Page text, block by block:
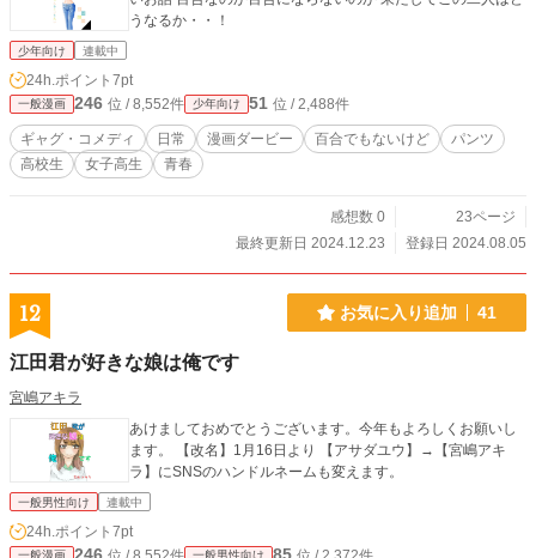
うなるか・・！
少年向け 連載中
24h.ポイント 7pt
一般漫画 246 位 / 8,552件 少年向け 51 位 / 2,488件
ギャグ・コメディ 日常 漫画ダービー 百合でもないけど
パンツ
高校生
女子高生 青春
感想数 0
23ページ
最終更新日 2024.12.23
登録日 2024.08.05
12 お気に入り追加 41
江田君が好きな娘は俺です
宮嶋アキラ
あけましておめでとうございます。今年もよろしくお願いし
ます。 【改名】1月16日より 【アサダユウ】→【宮嶋アキ
ラ】にSNSのハンドルネームも変えます。
一般男性向け 連載中
24h.ポイント 7pt
一般漫画 一般男性向け